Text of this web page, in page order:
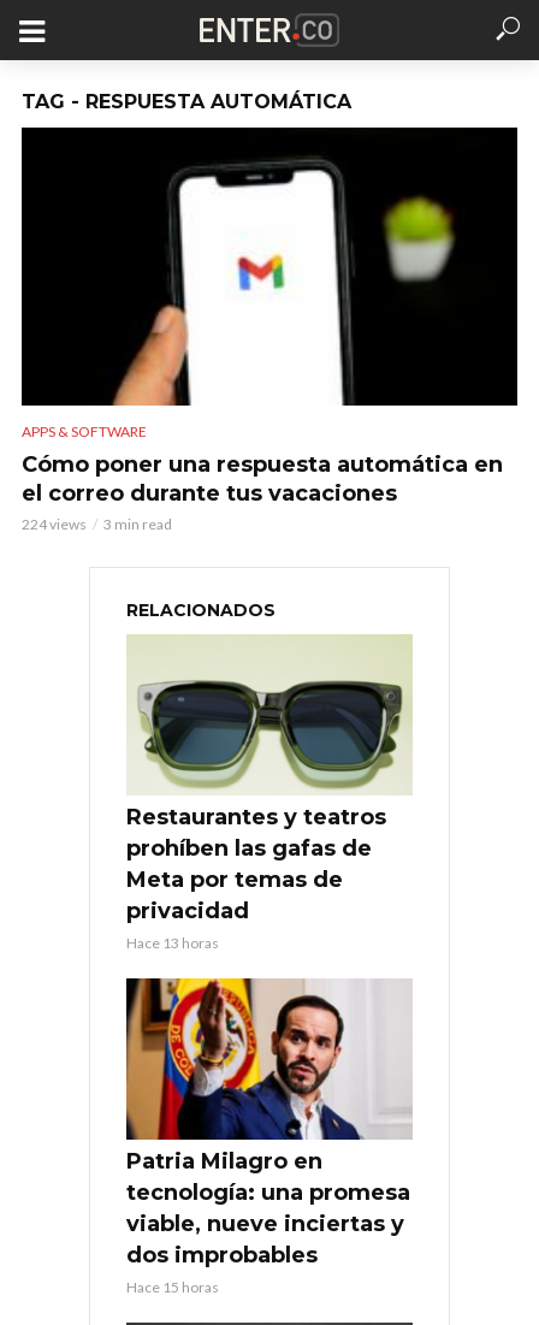
TAG - RESPUESTA AUTOMÁTICA
APPS & SOFTWARE
Cómo poner una respuesta automática en
el correo durante tus vacaciones
224 views 3 min read
RELACIONADOS
Restaurantes y teatros
prohíben las gafas de
Meta por temas de
privacidad
Hace 13 horas
Patria Milagro en
tecnología: una promesa
viable, nueve inciertas y
dos improbables
Hace 15 horas